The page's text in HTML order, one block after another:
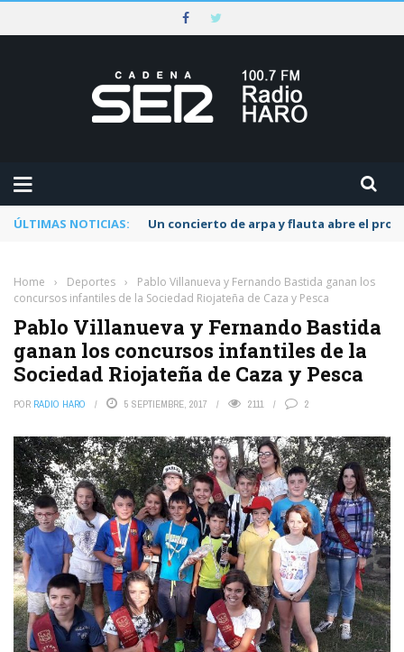
ÚLTIMAS NOTICIAS: Un concierto de arpa y flauta abre el
Home › Deportes ›
Pablo Villanueva y Fernando Bastida ganan los
concursos infantiles de la Sociedad Riojateña de Caza y Pesca
Pablo Villanueva y Fernando Bastida
ganan los concursos infantiles de la
Sociedad Riojateña de Caza y Pesca
POR RADIO HARO 5 SEPTIEMBRE, 2017 2111 2